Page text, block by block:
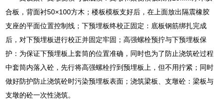
合板，背面衬50×100方木；楼板模板支好后，在上面放出隔震橡胶
支座的平面位置控制线；下预埋板终校正固定：底板钢筋绑扎完成
后，对下预埋板进行校正并固定牢固；高强螺栓预拧与下预埋板保
护：为保证下预埋板上套筒的位置准确，同时也为了防止浇筑砼过程
中套筒内落入砼，先行将高强螺栓拧到预埋板上，但不用拧紧；同时
做好防护防止浇筑砼时污染预埋板表面；浇筑梁板、支墩砼：梁板与
支墩的砼一次性浇筑。